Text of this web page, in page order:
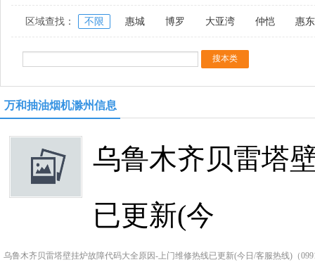
区域查找： 不限 惠城 博罗 大亚湾 仲恺 惠东
万和抽油烟机滁州信息
乌鲁木齐贝雷塔
已更新(今
乌鲁木齐贝雷塔壁挂炉故障代码大全原因-上门维修热线已更新(今日/客服热线)（